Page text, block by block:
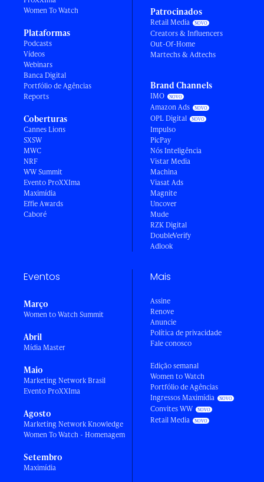
Women To Watch
Plataformas
Podcasts
Vídeos
Webinars
Banca Digital
Portfólio de Agências
Reports
Coberturas
Cannes Lions
SXSW
MWC
NRF
WW Summit
Evento ProXXIma
Maximídia
Effie Awards
Caboré
Patrocinados
Retail Media
Creators & Influencers
Out-Of-Home
Martechs & Adtechs
Brand Channels
IMO
Amazon Ads
OPL Digital
Impulso
PicPay
Nós Inteligência
Vistar Media
Machina
Viasat Ads
Magnite
Uncover
Mude
RZK Digital
DoubleVerify
Adlook
Eventos
Março
Women to Watch Summit
Abril
Mídia Master
Maio
Marketing Network Brasil
Evento ProXXIma
Agosto
Marketing Network Knowledge
Women To Watch - Homenagem
Setembro
Maximídia
Mais
Assine
Renove
Anuncie
Política de privacidade
Fale conosco
Edição semanal
Women to Watch
Portfólio de Agências
Ingressos Maximídia
Convites WW
Retail Media